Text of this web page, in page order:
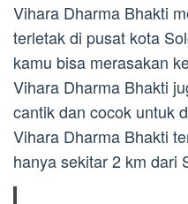
Vihara Dharma Bhakti
terletak di pusat kota
kamu bisa merasakan
Vihara Dharma Bhakti
cantik dan cocok untuk
Vihara Dharma Bhakti
hanya sekitar 2 km dari